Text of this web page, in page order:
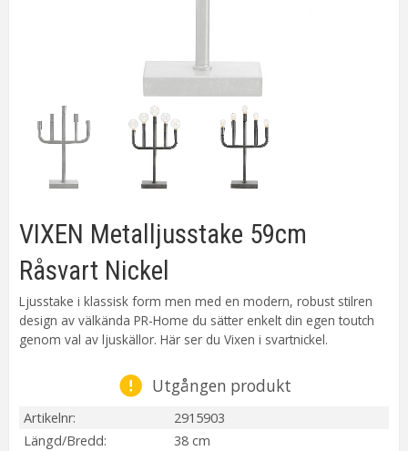
VIXEN Metalljusstake 59cm
Råsvart Nickel
Ljusstake i klassisk form men med en modern, robust stilren
design av välkända PR-Home du sätter enkelt din egen toutch
genom val av ljuskällor. Här ser du Vixen i svartnickel.
Utgången produkt
Artikelnr
2915903
Längd/Bredd
38 cm